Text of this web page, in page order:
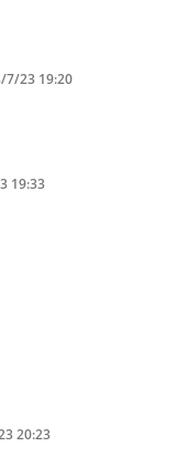
7/23 19:20
19:33
20:23